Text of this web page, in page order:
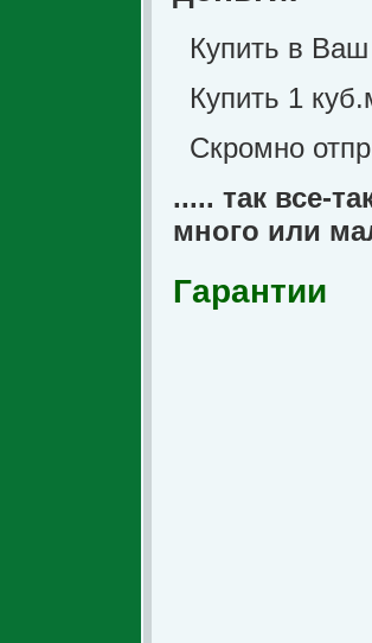
Купить в
Купить 1
Скромно
..... так все-
много или
Гарантии